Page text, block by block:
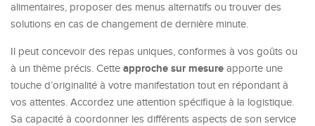
alimentaires, proposer des menus alternatifs ou trouver des
solutions en cas de changement de dernière minute.
Il peut concevoir des repas uniques, conformes à vos goûts ou
à un thème précis. Cette approche sur mesure apporte une
touche d’originalité à votre manifestation tout en répondant à
vos attentes. Accordez une attention spécifique à la logistique.
Sa capacité à coordonner les différents aspects de son service